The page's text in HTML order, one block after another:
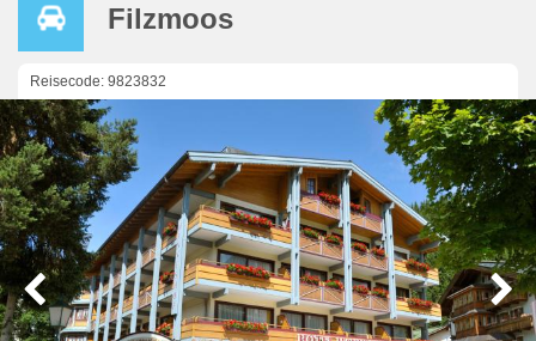
Filzmoos
Reisecode: 9823832